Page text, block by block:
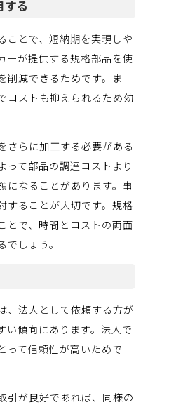
る
ことで、短納期を実現しや
ーが提供する規格部品を使
削減できるためです。ま
コストも抑えられるため効
さらに加工する必要がある
って部品の調達コストより
になることがあります。事
することが大切です。規格
とで、時間とコストの両面
しょう。
、法人として依頼する方が
い傾向にあります。法人で
って信頼性が高いためで
引が良好であれば、同様の